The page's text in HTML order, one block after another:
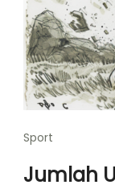
Sport
Jumlah